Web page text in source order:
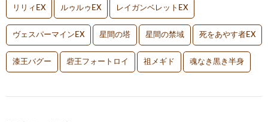
リリィEX ルゥルゥEX レイガンベレットEX
ヴェスパーマインEX 星間の塔 星間の禁域 死をあやす者EX
漆王バグー 砦王フォートロイ 祖メギド 魂なき黒き半身